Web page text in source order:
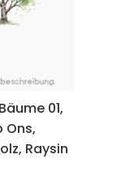
01,
Ons,
Raysin